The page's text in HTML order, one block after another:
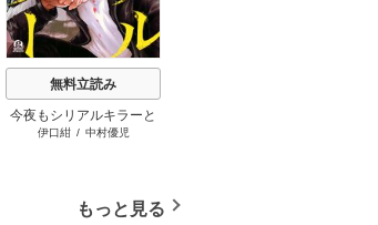
無料立読み
今夜もシリアルキラーと
待ち合わせ
伊口紺/ 中村優児
もっと見る